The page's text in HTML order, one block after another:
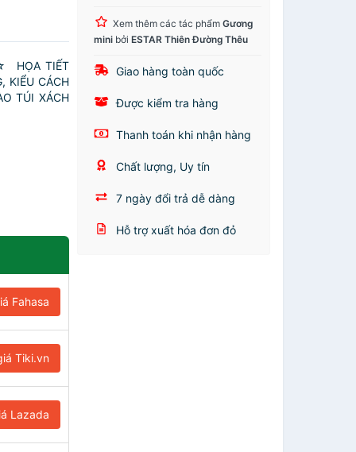
HỌA TIẾT
KIỂU CÁCH
TÚI XÁCH
Fahasa
Tiki.vn
Lazada
Xem thêm các tác phẩmGương
mini bởiESTAR Thiên Đường Thêu
Giao hàng toàn quốc
Được kiểm tra hàng
Thanh toán khi nhận hàng
Chất lượng, Uy tín
7 ngày đổi trả dễ dàng
Hỗ trợ xuất hóa đơn đỏ